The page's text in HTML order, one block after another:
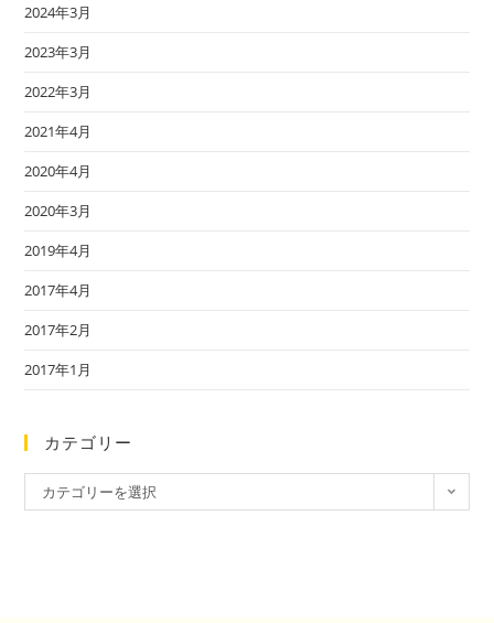
2024年3月
2023年3月
2022年3月
2021年4月
2020年4月
2020年3月
2019年4月
2017年4月
2017年2月
2017年1月
カテゴリー
カテゴリーを選択